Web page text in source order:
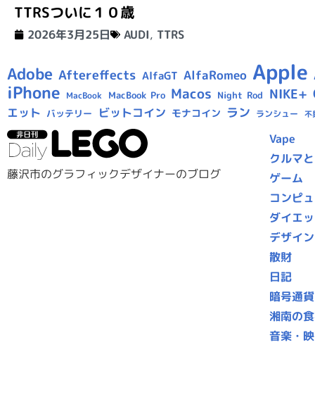
TTRSついに１０歳
2026年3月25日 AUDI, TTRS
Adobe Aftereffects AlfaGT AlfaRomeo Apple
iPhone MacBook MacBook Pro Macos Night Rod NIKE+
エット バッテリー ビットコイン モナコイン ラン ランシュー 不
藤沢市のグラフィックデザイナーのブログ
Vape
クルマ
ゲーム
コンピ
ダイエ
デザイ
散財
日記
暗号通
湘南の
音楽・